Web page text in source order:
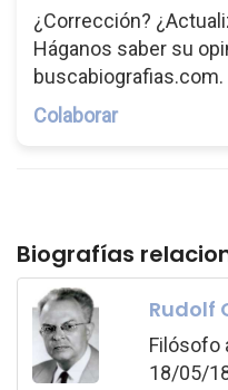
¿Corrección?
Háganos saber su
buscabiografias.com.
Colaborar
Biografías
Rudolf
Filósofo
18/05/